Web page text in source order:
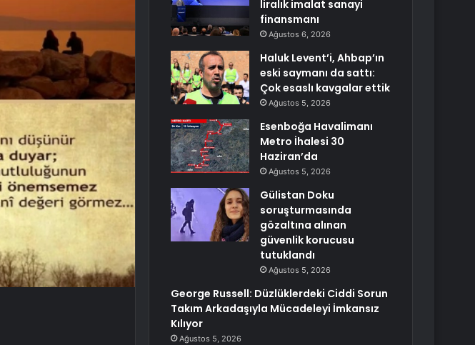
liralık imalat sanayi
finansmanı
Ağustos 6, 2026
Haluk Levent’i, Ahbap’ın
eski saymanı da sattı:
Çok esaslı kavgalar ettik
Ağustos 5, 2026
Esenboğa Havalimanı
Metro İhalesi 30
Haziran’da
Ağustos 5, 2026
Gülistan Doku
soruşturmasında
gözaltına alınan
güvenlik korucusu
tutuklandı
Ağustos 5, 2026
George Russell: Düzlüklerdeki Ciddi Sorun
Takım Arkadaşıyla Mücadeleyi İmkansız
Kılıyor
Ağustos 5, 2026